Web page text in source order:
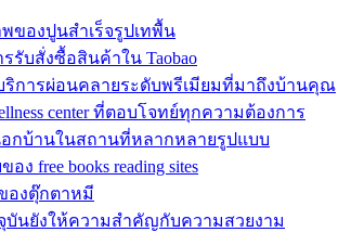
ของปูนสำเร็จรูปเทพื้น
รับสั่งซื้อสินค้าใน Taobao
บริการผ่อนคลายระดับพรีเมียมที่มาถึงบ้านคุณ
center ที่ตอบโจทย์ทุกความต้องการ
อกบ้านในสถานที่หลากหลายรูปแบบ
ง free books reading sites
องตุ๊กตาหมี
บันยังให้ความสำคัญกับความสวยงาม